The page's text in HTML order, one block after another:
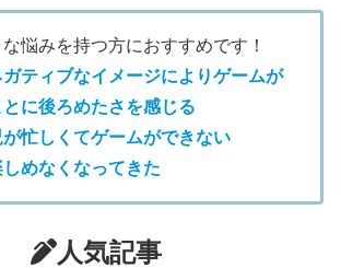
悩みを持つ方におすすめです！
ティブなイメージによりゲームが
に後ろめたさを感じる
忙しくてゲームができない
めなくなってきた
人気記事